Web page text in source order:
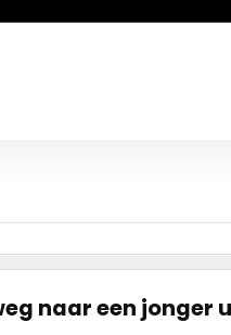
naar een jonger